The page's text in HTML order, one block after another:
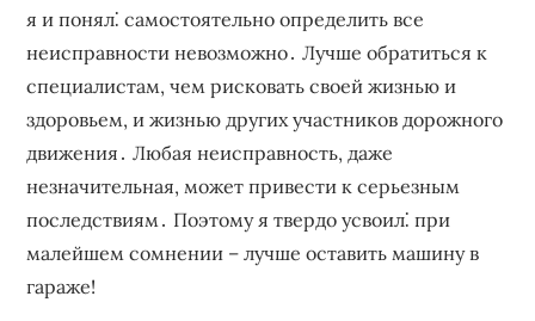
я и понял⁚ самостоятельно определить все
неисправности невозможно․ Лучше обратиться к
специалистам‚ чем рисковать своей жизнью и
здоровьем‚ и жизнью других участников дорожного
движения․ Любая неисправность‚ даже
незначительная‚ может привести к серьезным
последствиям․ Поэтому я твердо усвоил⁚ при
малейшем сомнении – лучше оставить машину в
гараже!